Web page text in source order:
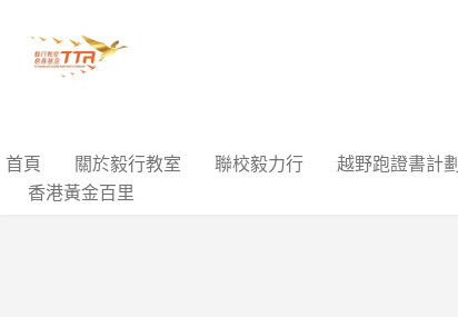
首頁 關於毅行教室 聯校毅力行 越野跑證書計劃
香港黃金百里